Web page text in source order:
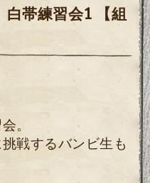
帯練習会1 【組
。
戦するバンビ生も